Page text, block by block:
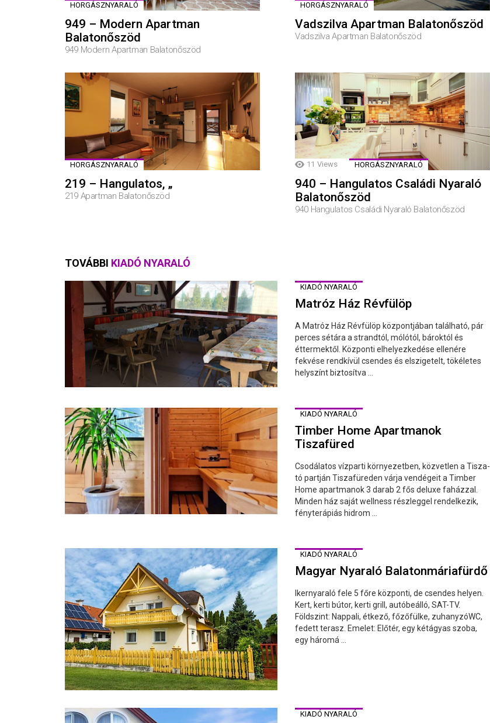
HORGÁSZNYARALÓ
949 – Modern Apartman
Balatonőszöd
949 Modern Apartman Balatonőszöd
HORGÁSZNYARALÓ
Vadszilva Apartman Balatonőszöd
Vadszilva Apartman Balatonőszöd
HORGÁSZNYARALÓ
219 – Hangulatos, „
219 Apartman Balatonőszöd
11 Views HORGÁSZNYARALÓ
940 – Hangulatos Családi Nyaraló
Balatonőszöd
940 Hangulatos Családi Nyaraló Balatonőszöd
TOVÁBBI KIADÓ NYARALÓ
KIADÓ NYARALÓ
Matróz Ház Révfülöp
A Matróz Ház Révfülöp központjában található, pár
perces sétára a strandtól, mólótól, bároktól és
éttermektől. Központi elhelyezkedése ellenére
fekvése rendkívül csendes és elszigetelt, tökéletes
helyszínt biztosítva ...
KIADÓ NYARALÓ
Timber Home Apartmanok
Tiszafüred
Csodálatos vízparti környezetben, közvetlen a Tisza-
tó partján Tiszafüreden várja vendégeit a Timber
Home apartmanok 3 darab 2 fős deluxe faházzal.
Minden ház saját wellness részleggel rendelkezik,
fényterápiás hidrom ...
KIADÓ NYARALÓ
Magyar Nyaraló Balatonmáriafürdő
Ikernyaraló fele 5 főre központi, de csendes helyen.
Kert, kerti bútor, kerti grill, autóbeálló, SAT-TV.
Földszint: Nappali, étkező, főzőfülke, zuhanyzóWC,
fedett terasz. Emelet: Előtér, egy kétágyas szoba,
egy háromá ...
KIADÓ NYARALÓ